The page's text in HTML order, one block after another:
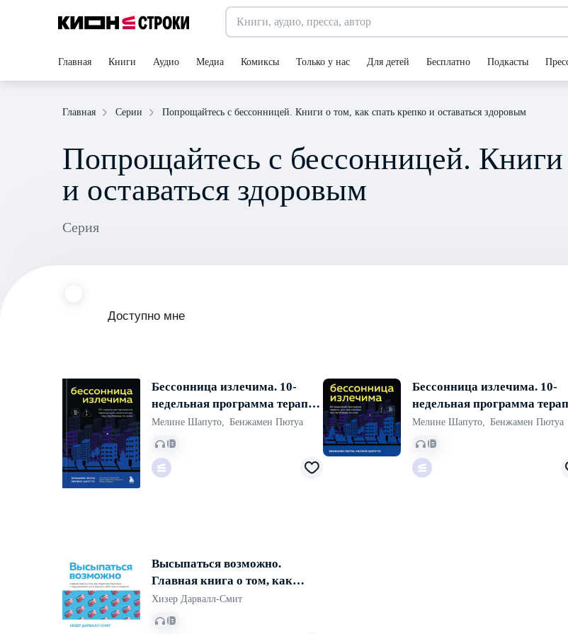
Главная Книги Аудио Медиа Комиксы Только у нас Для детей Бесплатно Подкасты
Главная Серии Попрощайтесь с бессонницей. Книги о том, как спать крепко и оставаться здоровым
Попрощайтесь с бессонницей. Книги
и оставаться здоровым
Серия
Доступно мне
Бессонница излечима. 10-
недельная программа терапии
для самопомощи при
проблемах со сном
Мелине Шапуто, Бенжамен Пютуа
Бессонница излечима. 10-
недельная программа
для самопомощи при
проблемах со сном
Мелине Шапуто, Бенжамен Пютуа
Высыпаться возможно.
Главная книга о том, как
перестать бороться с
нарушениями сна и вернуть
Хизер Дарвалл-Смит